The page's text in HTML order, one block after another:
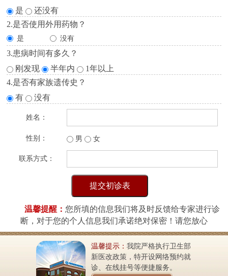
是
还没有
2.是否使用外用药物？
是 没有
3.患病时间有多久？
刚发现
半年内
1年以上
4.是否有家族遗传史？
有
没有
姓名：
性别： 男 女
联系方式：
温馨提醒： 您所填的信息我们将及时反馈给专家进行诊
断，对于您的个人信息我们承诺绝对保密！请您放心
温馨提示： 我院严格执行卫生部
新医改政策，特开设网络预约就
诊、在线挂号等便捷服务。